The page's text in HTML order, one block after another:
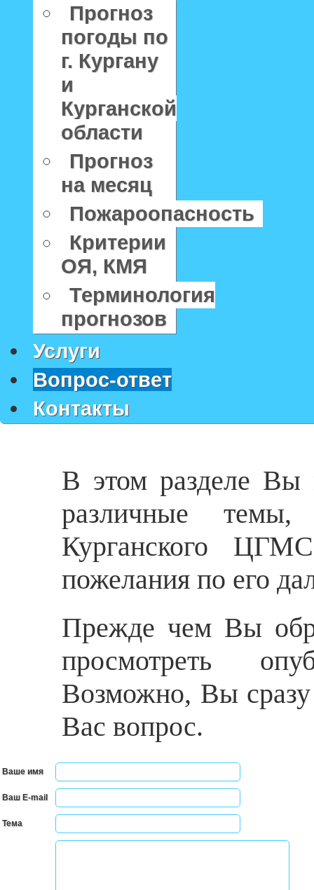
Прогноз
погоды по
г. Кургану
и
Курганской
области
Прогноз
на месяц
Пожароопасность
Критерии
ОЯ, КМЯ
Терминология
прогнозов
Услуги
Вопрос-ответ
Контакты
В этом разделе Вы
различные темы,
Курганского
пожелания по его
Прежде чем Вы
просмотреть
Возможно, Вы сразу
Вас вопрос.
Ваше имя
Ваш E-mail
Тема